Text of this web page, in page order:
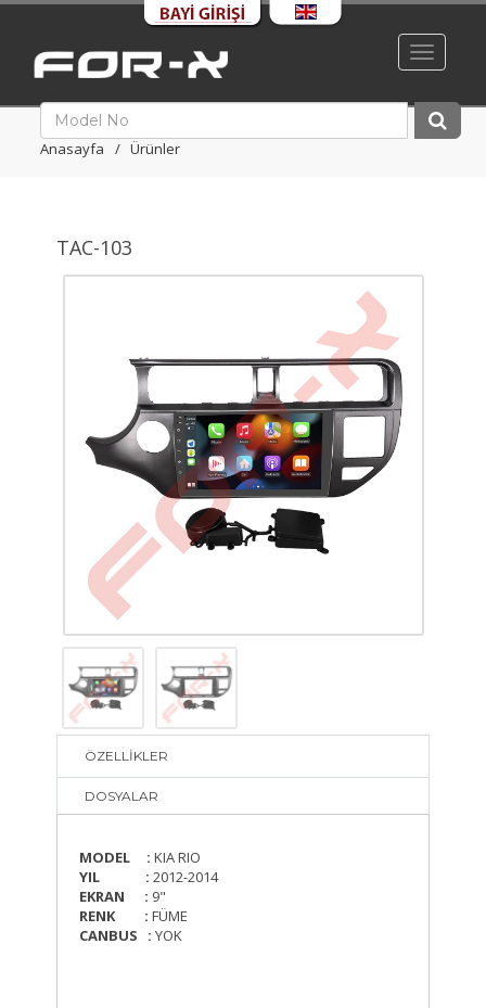
Toggle
Anasayfa Ürünler
TAC-103
ÖZELLİKLER
DOSYALAR
MODEL :KIA RIO
YIL : 2012-2014
EKRAN : 9"
RENK : FÜME
CANBUS : YOK